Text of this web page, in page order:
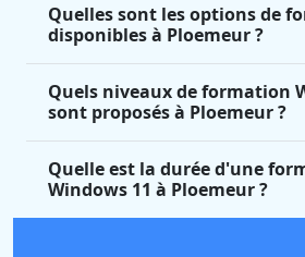
Quelles sont les options de
disponibles à Ploemeur ?
Quels niveaux de formation
sont proposés à Ploemeur ?
Quelle est la durée d'une
Windows 11 à Ploemeur ?